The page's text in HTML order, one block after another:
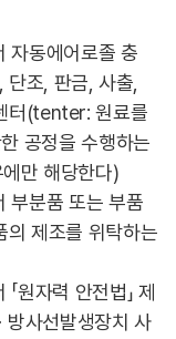
자동에어로졸 충
조, 판금, 사출,
터(tenter: 원료를
공정을 수행하는
만 해당한다)
부분품 또는 부품
의 제조를 위탁하는
원자력 안전법」 제
사선발생장치 사